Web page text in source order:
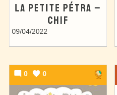
LA PETITE PÉTRA –
CHIF
09/04/2022
0 0